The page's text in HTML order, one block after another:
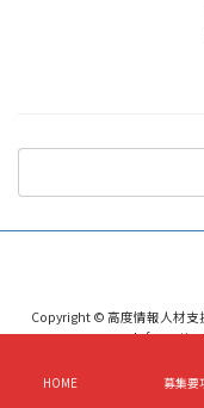
Copyright © 高度情報人材支
HOME 募集要